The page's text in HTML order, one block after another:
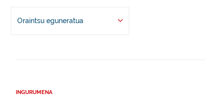
Oraintsu eguneratua
INGURUMENA